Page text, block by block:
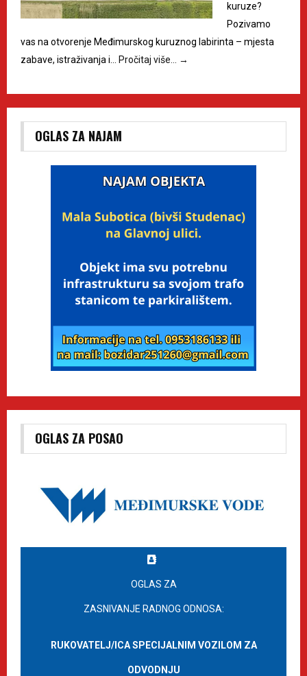
kuruze?
Pozivamo
vas na otvorenje Međimurskog kuruznog labirinta – mjesta
zabave, istraživanja i… Pročitaj više… →
OGLAS ZA NAJAM
OGLAS ZA POSAO
OGLAS ZA
ZASNIVANJE RADNOG ODNOSA:
RUKOVATELJ/ICA SPECIJALNIM VOZILOM ZA
ODVODNJU